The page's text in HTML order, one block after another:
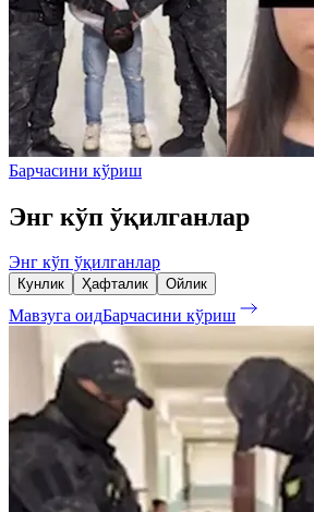
Барчасини кўриш
Энг кўп ўқилганлар
Энг кўп ўқилганлар
Кунлик Ҳафталик Ойлик
Мавзуга оидБарчасини кўриш